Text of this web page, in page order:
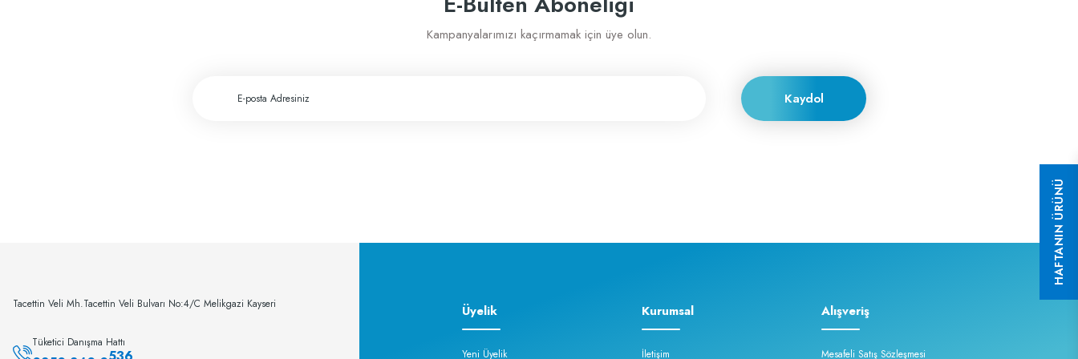
HAFTANIN ÜRÜNÜ
Kampanyalarımızı kaçırmamak için üye olun.
Kaydol
Tacettin Veli Mh.Tacettin Veli Bulvarı No:4/C Melikgazi Kayseri
Tüketici Danışma Hattı
Üyelik
Yeni Üyelik
Kurumsal
İletişim
Alışveriş
Mesafeli Satış Sözleşmesi